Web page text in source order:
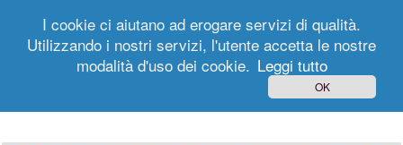
Registrati
I cookie ci aiutano ad erogare servizi di qualità.
Utilizzando i nostri servizi, l'utente accetta le nostre
modalità d'uso dei cookie. Leggi tutto
OK